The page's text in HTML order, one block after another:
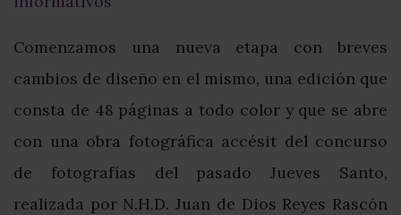
Comenzamos una nueva etapa con breves
cambios de diseño en el mismo, una edición que
consta de 48 páginas a todo color y que se abre
con una obra fotográfica accésit del concurso
de fotografías del pasado Jueves Santo,
realizada por N.H.D. Juan de Dios Reyes Rascón